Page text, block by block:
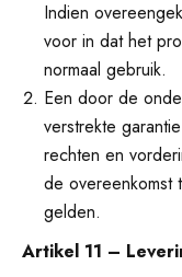
Indien
voor in dat het
normaal gebruik.
Een door de
verstrekte
rechten en
de overeenkomst
gelden.
Artikel 11 –